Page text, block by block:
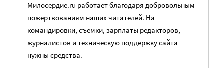
Милосердие.ru работает благодаря добровольным
пожертвованиям наших читателей. На
командировки, съемки, зарплаты редакторов,
журналистов и техническую поддержку сайта
нужны средства.